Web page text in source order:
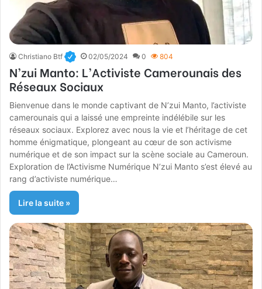
Christiano Btf 02/05/2024 0 804
N’zui Manto: L’Activiste Camerounais des
Réseaux Sociaux
Bienvenue dans le monde captivant de N’zui Manto, l’activiste
camerounais qui a laissé une empreinte indélébile sur les
réseaux sociaux. Explorez avec nous la vie et l’héritage de cet
homme énigmatique, plongeant au cœur de son activisme
numérique et de son impact sur la scène sociale au Cameroun.
Exploration de l’Activisme Numérique N’zui Manto s’est élevé au
rang d’activiste numérique…
Lire la suite »